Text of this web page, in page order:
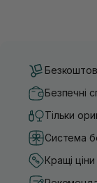
Безпечні
Тільки
Система
Кращі